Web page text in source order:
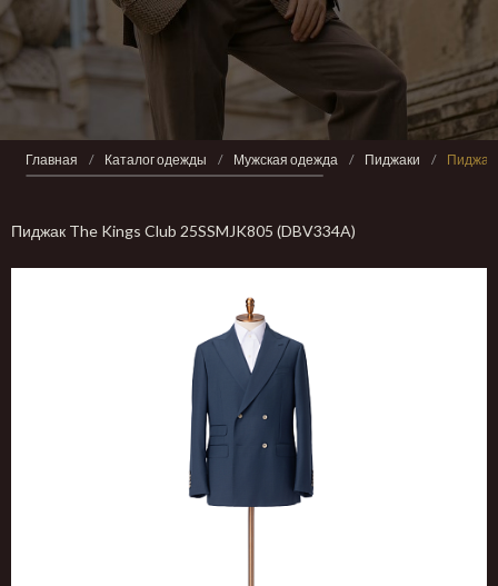
Главная / Каталог одежды / Мужская одежда / Пиджаки / Пиджак
Пиджак The Kings Club 25SSMJK805 (DBV334A)